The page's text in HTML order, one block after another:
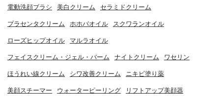
電動洗顔ブラシ 美白クリーム セラミドクリーム
プラセンタクリーム ホホバオイル スクワランオイル
ローズヒップオイル マルラオイル
フェイスクリーム・ジェル・バーム ナイトクリーム ワセリン
ほうれい線クリーム シワ改善クリーム ニキビ塗り薬
美顔スチーマー ウォーターピーリング リフトアップ美顔器